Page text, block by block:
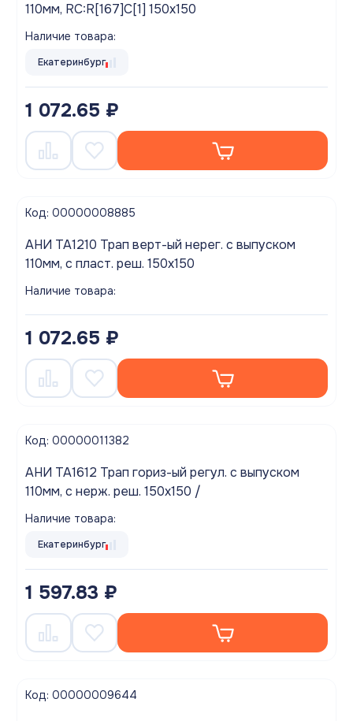
110мм, RC:R[167]C[1] 150х150
Наличие товара:
Екатеринбург
1 072.65 ₽
Код: 00000008885
АНИ TA1210 Трап верт-ый нерег. с выпуском
110мм, c пласт. реш. 150х150
Наличие товара:
1 072.65 ₽
Код: 00000011382
АНИ TA1612 Трап гориз-ый регул. с выпуском
110мм, с нерж. реш. 150х150 /
Наличие товара:
Екатеринбург
1 597.83 ₽
Код: 00000009644